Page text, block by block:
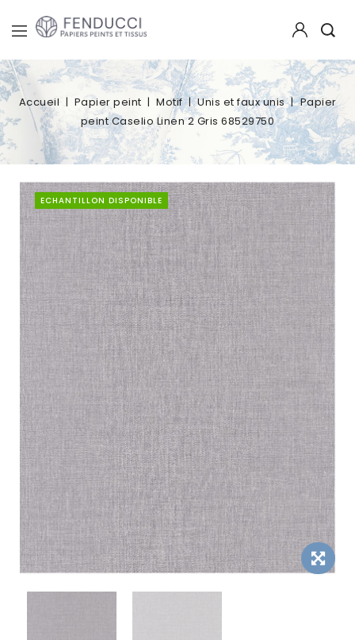
Accueil Papier peint Motif Unis et faux unis
Papier
peint Caselio Linen 2 Gris 68529750
ECHANTILLON DISPONIBLE